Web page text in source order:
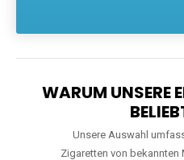
WARUM UNSERE
Unsere Auswahl
Zigaretten von bekannten